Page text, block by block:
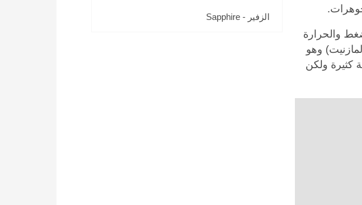
والحرارة
وهو
كثيرة ولكن
الزفير - Sapphire